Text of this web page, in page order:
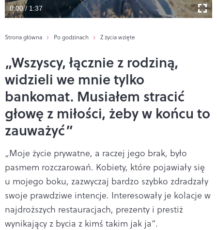
0:00 / 1:37
Strona główna Po godzinach Z życia wzięte
„Wszyscy, łącznie z rodziną,
widzieli we mnie tylko
bankomat. Musiałem stracić
głowę z miłości, żeby w końcu to
zauważyć”
„Moje życie prywatne, a raczej jego brak, było
pasmem rozczarowań. Kobiety, które pojawiały się
u mojego boku, zazwyczaj bardzo szybko zdradzały
swoje prawdziwe intencje. Interesowały je kolacje w
najdroższych restauracjach, prezenty i prestiż
wynikający z bycia z kimś takim jak ja”.